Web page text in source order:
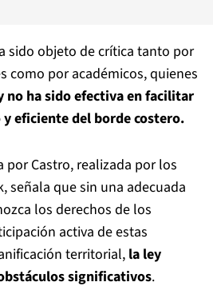
sido objeto de crítica tanto por
como por académicos, quienes
no ha sido efectiva en facilitar
eficiente del borde costero.
por Castro, realizada por los
señala que sin una adecuada
los derechos de los
activa de estas
territorial,la ley
significativos.